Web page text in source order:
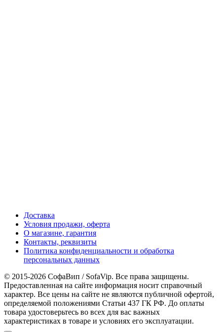
Доставка
Условия продажи, оферта
О магазине, гарантия
Контакты, реквизиты
Политика конфиденциальности и обработка
персональных данных
© 2015-2026 СофаВип / SofaVip. Все права защищены.
Предоставленная на сайте информация носит справочный
характер. Все цены на сайте не являются публичной офертой,
определяемой положениями Статьи 437 ГК РФ. До оплаты
товара удостоверьтесь во всех для вас важных
характеристиках в товаре и условиях его эксплуатации.